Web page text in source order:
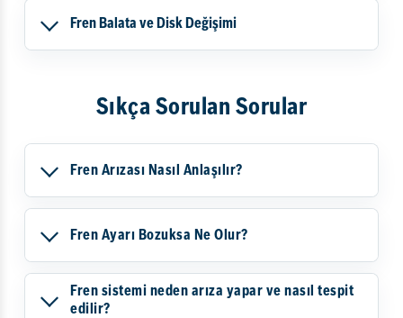
Fren Balata ve Disk Değişimi
Sıkça Sorulan Sorular
Fren Arızası Nasıl Anlaşılır?
Fren Ayarı Bozuksa Ne Olur?
Fren sistemi neden arıza yapar ve nasıl tespit
edilir?